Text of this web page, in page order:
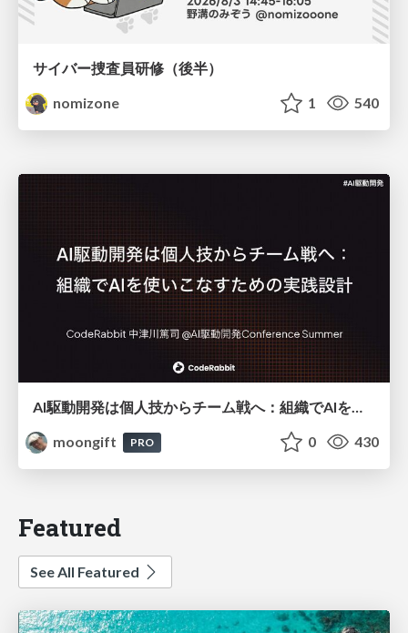
サイバー捜査員研修（後半）
nomizone
1 540
AI駆動開発は個人技からチーム戦へ：組織でAIを使いこなすための実践設計
moongift
PRO 0 430
Featured
See All Featured